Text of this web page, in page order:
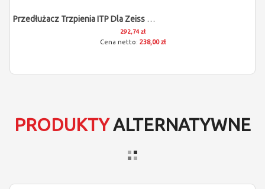
Przedłużacz Trzpienia ITP Dla Zeiss 602030-9060-000
292,74 zł
238,00 zł
PRODUKTYALTERNATYWNE